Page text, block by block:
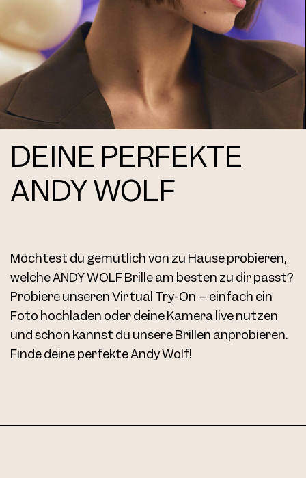
DEINE PERFEKTE
ANDY WOLF
Möchtest du gemütlich von zu Hause probieren,
welche ANDY WOLF Brille am besten zu dir passt?
Probiere unseren Virtual Try-On – einfach ein
Foto hochladen oder deine Kamera live nutzen
und schon kannst du unsere Brillen anprobieren.
Finde deine perfekte Andy Wolf!
Frame AW03 Col. 101 50/23
AW03 Clip Col. 01 54
AW03 Clip Col. 02 54